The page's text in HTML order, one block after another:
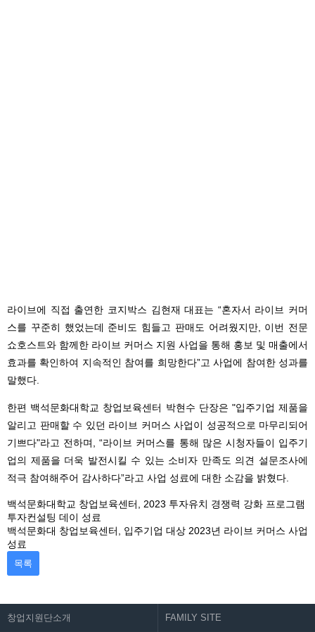
라이브에 직접 출연한 코지박스 김현재 대표는 “혼자서 라이브 커머
스를 꾸준히 했었는데 준비도 힘들고 판매도 어려웠지만, 이번 전문
쇼호스트와 함께한 라이브 커머스 지원 사업을 통해 홍보 및 매출에서
효과를 확인하여 지속적인 참여를 희망한다”고 사업에 참여한 성과를
말했다.
한편 백석문화대학교 창업보육센터 박현수 단장은 "입주기업 제품을
알리고 판매할 수 있던 라이브 커머스 사업이 성공적으로 마무리되어
기쁘다"라고 전하며, “라이브 커머스를 통해 많은 시청자들이 입주기
업의 제품을 더욱 발전시킬 수 있는 소비자 만족도 의견 설문조사에
적극 참여해주어 감사하다”라고 사업 성료에 대한 소감을 밝혔다.
백석문화대학교 창업보육센터, 2023 투자유치 경쟁력 강화 프로그램
투자컨설팅 데이 성료
백석문화대 창업보육센터, 입주기업 대상 2023년 라이브 커머스 사업
성료
목록
창업지원단소개